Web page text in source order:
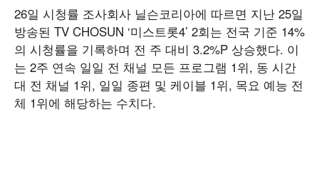
26일 시청률 조사회사 닐슨코리아에 따르면 지난 25일
방송된 TV CHOSUN ‘미스트롯4’ 2회는 전국 기준 14%
의 시청률을 기록하며 전 주 대비 3.2%P 상승했다. 이
는 2주 연속 일일 전 채널 모든 프로그램 1위, 동 시간
대 전 채널 1위, 일일 종편 및 케이블 1위, 목요 예능 전
체 1위에 해당하는 수치다.